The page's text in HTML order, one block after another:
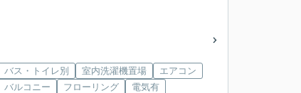
バス・トイレ別 室内洗濯機置場
エアコン
バルコニー
フローリング 電気有